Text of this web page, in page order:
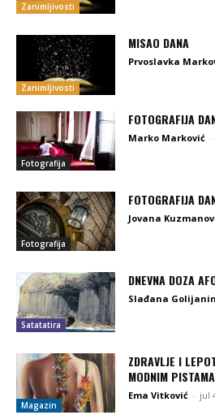
Zanimljivosti
Zanimljivosti
MISAO DANA
Prvoslavka
Fotografija
FOTOGRAFIJA
Marko Marković -
Fotografija
FOTOGRAFIJA
Jovana
Satatatira
DNEVNA DOZA
Slađana Golijanin
Magazin
ZDRAVLJE I
MODNIM
Ema Vitković - jul